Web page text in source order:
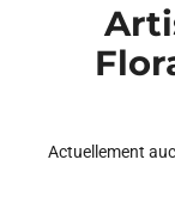
Actuellement